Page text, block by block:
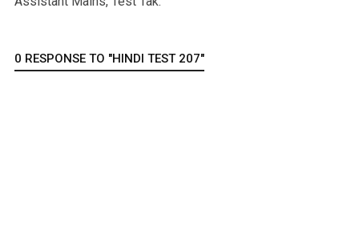
0 RESPONSE TO "HINDI TEST 207"